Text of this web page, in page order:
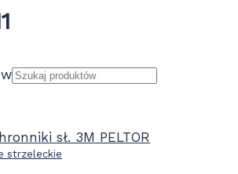
sł. 3M PELTOR
strzeleckie